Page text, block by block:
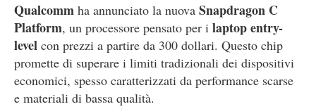
Qualcomm ha annunciato la nuova Snapdragon C
Platform, un processore pensato per i laptop entry-
level con prezzi a partire da 300 dollari. Questo chip
promette di superare i limiti tradizionali dei dispositivi
economici, spesso caratterizzati da performance scarse
e materiali di bassa qualità.